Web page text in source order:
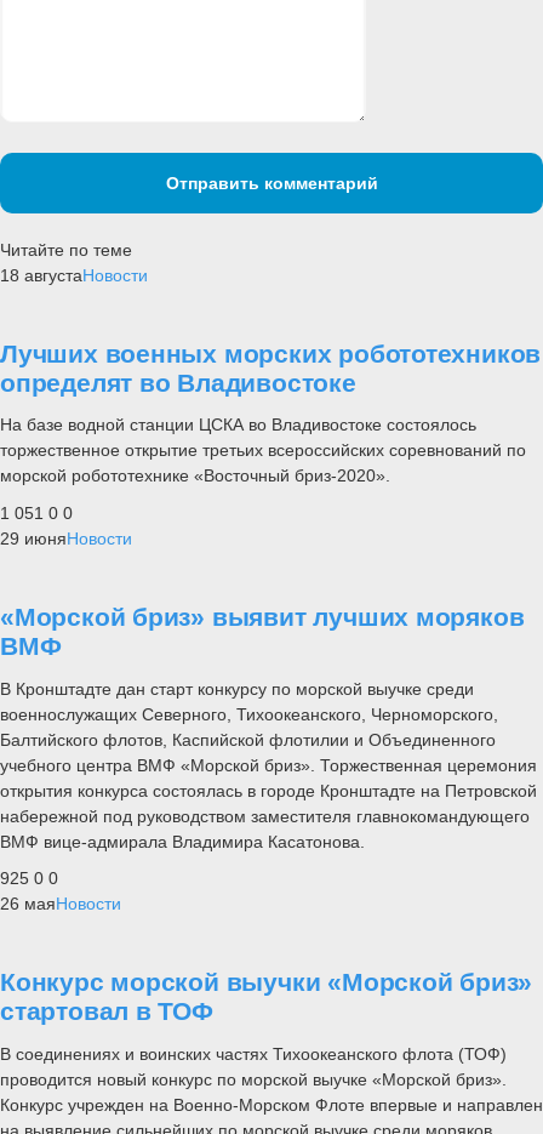
Отправить комментарий
Читайте по теме
18 августаНовости
Лучших военных морских робототехников
определят во Владивостоке
На базе водной станции ЦСКА во Владивостоке состоялось
торжественное открытие третьих всероссийских соревнований по
морской робототехнике «Восточный бриз-2020».
1 051 0 0
29 июняНовости
«Морской бриз» выявит лучших моряков
ВМФ
В Кронштадте дан старт конкурсу по морской выучке среди
военнослужащих Северного, Тихоокеанского, Черноморского,
Балтийского флотов, Каспийской флотилии и Объединенного
учебного центра ВМФ «Морской бриз». Торжественная церемония
открытия конкурса состоялась в городе Кронштадте на Петровской
набережной под руководством заместителя главнокомандующего
ВМФ вице-адмирала Владимира Касатонова.
925 0 0
26 маяНовости
Конкурс морской выучки «Морской бриз»
стартовал в ТОФ
В соединениях и воинских частях Тихоокеанского флота (ТОФ)
проводится новый конкурс по морской выучке «Морской бриз».
Конкурс учрежден на Военно-Морском Флоте впервые и направлен